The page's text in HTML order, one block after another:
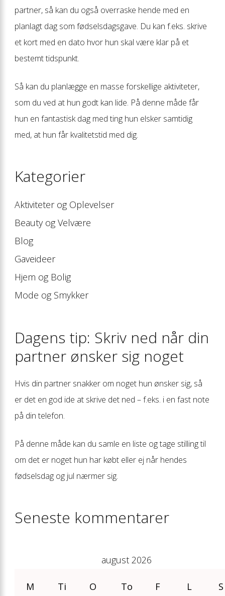
partner, så kan du også overraske hende med en
planlagt dag som fødselsdagsgave. Du kan f.eks. skrive
et kort med en dato hvor hun skal være klar på et
bestemt tidspunkt.
Så kan du planlægge en masse forskellige aktiviteter,
som du ved at hun godt kan lide. På denne måde får
hun en fantastisk dag med ting hun elsker samtidig
med, at hun får kvalitetstid med dig.
Kategorier
Aktiviteter og Oplevelser
Beauty og Velvære
Blog
Gaveideer
Hjem og Bolig
Mode og Smykker
Dagens tip: Skriv ned når din
partner ønsker sig noget
Hvis din partner snakker om noget hun ønsker sig, så
er det en god ide at skrive det ned – f.eks. i en fast note
på din telefon.
På denne måde kan du samle en liste og tage stilling til
om det er noget hun har købt eller ej når hendes
fødselsdag og jul nærmer sig.
Seneste kommentarer
august 2026
M Ti O To F L S